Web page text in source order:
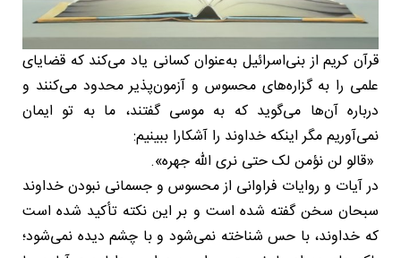
قرآن کریم از بنی‌اسرائیل به‌عنوان کسانی یاد می‌کند که قضایای
علمی را به گزاره‌های محسوس و آزمون‌پذیر محدود می‌کنند و
درباره آن‌ها می‌گوید که به موسی گفتند، ما به تو ایمان
نمی‌آوریم مگر اینکه خداوند را آشکارا ببینیم:
«قالو لن نؤمن لک حتی نری الله جهره».
در آیات و روایات فراوانی از محسوس و جسمانی نبودن خداوند
سبحان سخن گفته شده است و بر این نکته تأکید شده است
که خداوند، با حس شناخته نمی‌شود و با چشم دیده نمی‌شود؛